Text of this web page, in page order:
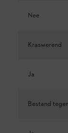
Nee
Kraswerend
Ja
Bestand